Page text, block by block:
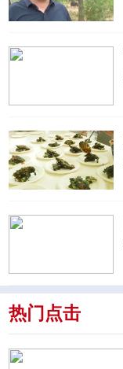
热门点击